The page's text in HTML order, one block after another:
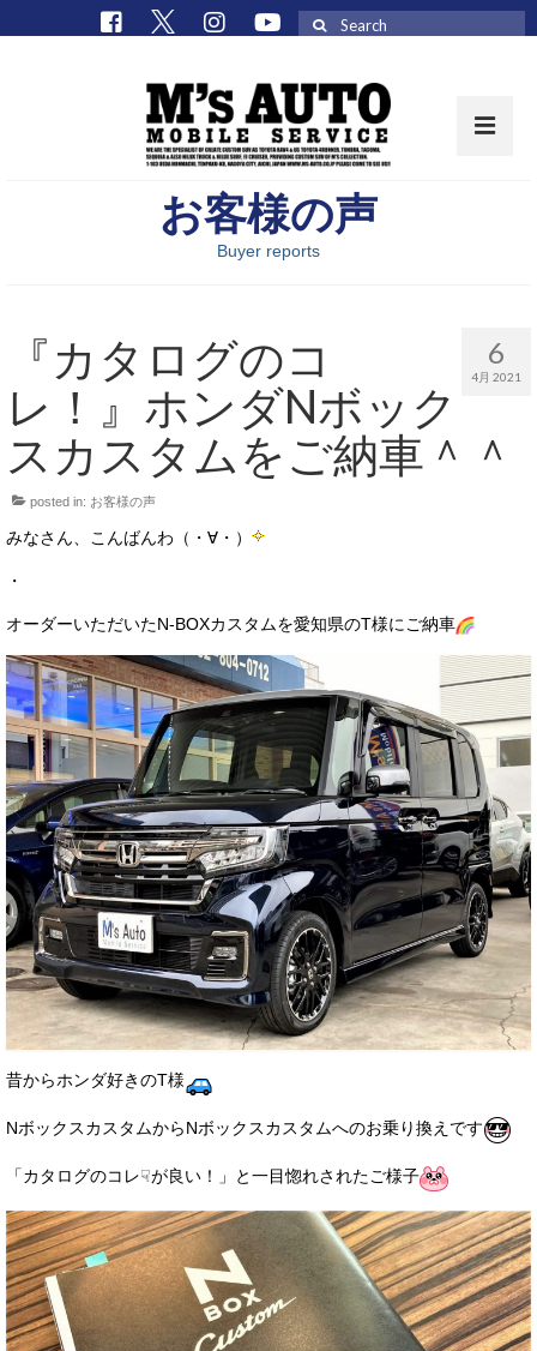
取扱車種一覧
M’sCollectionパーツ一覧
エムズオート
M’sCollection
エムズオートとは
店舗情報
店舗情報
会社概要
トップメッセージ
スタッフ紹介
ブログ
イベント
ニュース
スタッフブログ
電話はこちら
お客様の声
Buyer reports
6
4月 2021
『カタログのコ
レ！』ホンダNボック
スカスタムをご納車＾＾
posted in: お客様の声
みなさん、こんばんわ（・∀・）
・
オーダーいただいたN-BOXカスタムを愛知県のT様にご納車
昔からホンダ好きのT様
NボックスカスタムからNボックスカスタムへのお乗り換えです
「カタログのコレ☟が良い！」と一目惚れされたご様子